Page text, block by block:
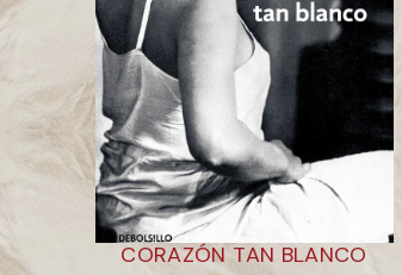
CORAZÓN TAN BLANCO